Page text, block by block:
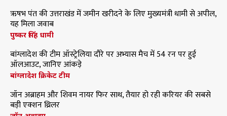
ऋषभ पंत की उत्तराखंड में जमीन खरीदने के लिए मुख्यमंत्री धामी से अपील,
यह मिला जवाब
पुष्कर सिंह धामी
बांग्लादेश की टीम ऑस्ट्रेलिया दौरे पर अभ्यास मैच में 54 रन पर हुई
ऑलआउट, जानिए आंकड़े
बांग्लादेश क्रिकेट टीम
जॉन अब्राहम और शिवम नायर फिर साथ, तैयार हो रही करियर की सबसे
बड़ी एक्शन थ्रिलर